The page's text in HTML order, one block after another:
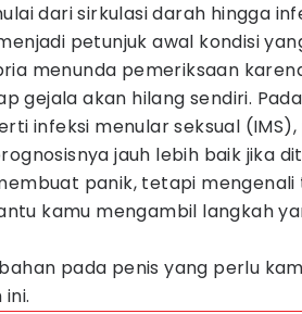
dari sirkulasi darah hingga
petunjuk awal kondisi
menunda pemeriksaan
gejala akan hilang sendiri.
infeksi menular seksual
jauh lebih baik jika
panik, tetapi
kamu mengambil langkah
pada penis yang perlu